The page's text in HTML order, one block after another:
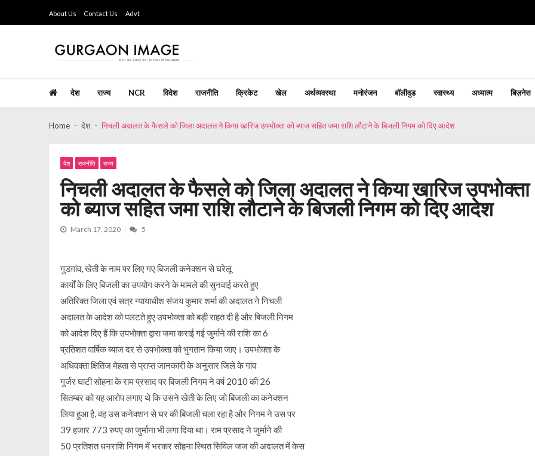
navigation
content
About Us Contact Us Advt
देश राज्य NCR विदेश राजनीति क्रिकेट खेल अर्थव्यवस्था मनोरंजन बॉलीवुड स्वास्थ्य अध्यात्म बिज़नेस
Home देश निचली अदालत के फैसले को जिला अदालत ने किया खारिज उपभोक्ता को ब्याज सहित जमा राशि लौटाने के बिजली निगम को दिए आदेश
देश राजनीति राज्य
निचली अदालत के फैसले को जिला अदालत ने किया खारिज उपभोक्ता
को ब्याज सहित जमा राशि लौटाने के बिजली निगम को दिए आदेश
March 17, 2020 5
गुडग़ांव, खेती के नाम पर लिए गए बिजली कनेक्शन से घरेलू
कार्यों के लिए बिजली का उपयोग करने के मामले की सुनवाई करते हुए
अतिरिक्त जिला एवं सत्र न्यायाधीश संजय कुमार शर्मा की अदालत ने निचली
अदालत के आदेश को पलटते हुए उपभोक्ता को बड़ी राहत दी है और बिजली निगम
को आदेश दिए हैं कि उपभोक्ता द्वारा जमा कराई गई जुर्माने की राशि का 6
प्रतिशत वार्षिक ब्याज दर से उपभोक्ता को भुगतान किया जाए। उपभोक्ता के
अधिवक्ता क्षितिज मेहता से प्राप्त जानकारी के अनुसार जिले के गांव
गुर्जर घाटी सोहना के राम प्रसाद पर बिजली निगम ने वर्ष 2010 की 26
सितम्बर को यह आरोप लगाए थे कि उसने खेती के लिए जो बिजली का कनेक्शन
लिया हुआ है, वह उस कनेक्शन से घर की बिजली चला रहा है और निगम ने उस पर
39 हजार 773 रुपए का जुर्माना भी लगा दिया था। राम प्रसाद ने जुर्माने की
50 प्रतिशत धनराशि निगम में भरकर सोहना स्थित सिविल जज की अदालत में केस